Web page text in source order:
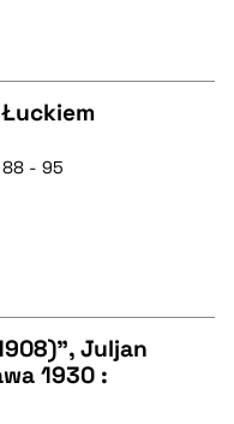
88 - 95
Juljan
1930 :